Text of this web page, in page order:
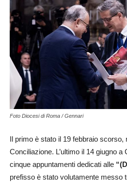
Foto Diocesi di Roma / Gennari
Il primo è stato il 19 febbraio scorso,
Conciliazione. L’ultimo il 14 giugno a
cinque appuntamenti dedicati alle
prefisso è stato volutamente messo